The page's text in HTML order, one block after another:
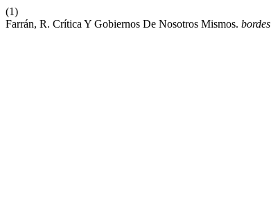
(1)
Farrán, R. Crítica Y Gobiernos De Nosotros Mismos. bordes